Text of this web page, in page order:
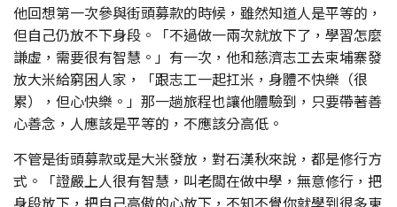
他回想第一次參與街頭募款的時候，雖然知道人是平等的，
但自己仍放不下身段。「不過做一兩次就放下了，學習怎麼
謙虛，需要很有智慧。」有一次，他和慈濟志工去柬埔寨發
放大米給窮困人家，「跟志工一起扛米，身體不快樂（很
累），但心快樂。」那一趟旅程也讓他體驗到，只要帶著善
心善念，人應該是平等的，不應該分高低。
不管是街頭募款或是大米發放，對石漢秋來說，都是修行方
式。「證嚴上人很有智慧，叫老闆在做中學，無意修行，把
身段放下，把自己高傲的心放下，不知不覺你就學到很多東